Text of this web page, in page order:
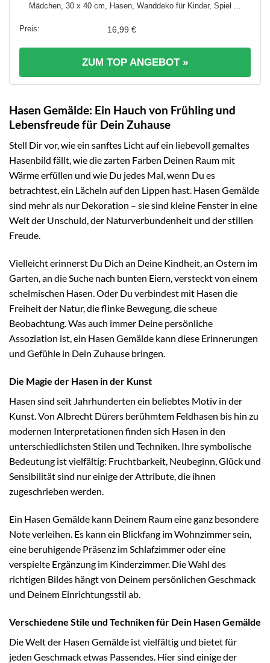
Mädchen, 30 x 40 cm, Hasen, Wanddeko für Kinder, Spiel ...
16,99 €
ZUM TOP ANGEBOT »
Hasen Gemälde: Ein Hauch von Frühling und
Lebensfreude für Dein Zuhause
Stell Dir vor, wie ein sanftes Licht auf ein liebevoll gemaltes
Hasenbild fällt, wie die zarten Farben Deinen Raum mit
Wärme erfüllen und wie Du jedes Mal, wenn Du es
betrachtest, ein Lächeln auf den Lippen hast. Hasen Gemälde
sind mehr als nur Dekoration – sie sind kleine Fenster in eine
Welt der Unschuld, der Naturverbundenheit und der stillen
Freude.
Vielleicht erinnerst Du Dich an Deine Kindheit, an Ostern im
Garten, an die Suche nach bunten Eiern, versteckt von einem
schelmischen Hasen. Oder Du verbindest mit Hasen die
Freiheit der Natur, die flinke Bewegung, die scheue
Beobachtung. Was auch immer Deine persönliche
Assoziation ist, ein Hasen Gemälde kann diese Erinnerungen
und Gefühle in Dein Zuhause bringen.
Die Magie der Hasen in der Kunst
Hasen sind seit Jahrhunderten ein beliebtes Motiv in der
Kunst. Von Albrecht Dürers berühmtem Feldhasen bis hin zu
modernen Interpretationen finden sich Hasen in den
unterschiedlichsten Stilen und Techniken. Ihre symbolische
Bedeutung ist vielfältig: Fruchtbarkeit, Neubeginn, Glück und
Sensibilität sind nur einige der Attribute, die ihnen
zugeschrieben werden.
Ein Hasen Gemälde kann Deinem Raum eine ganz besondere
Note verleihen. Es kann ein Blickfang im Wohnzimmer sein,
eine beruhigende Präsenz im Schlafzimmer oder eine
verspielte Ergänzung im Kinderzimmer. Die Wahl des
richtigen Bildes hängt von Deinem persönlichen Geschmack
und Deinem Einrichtungsstil ab.
Verschiedene Stile und Techniken für Dein Hasen Gemälde
Die Welt der Hasen Gemälde ist vielfältig und bietet für
jeden Geschmack etwas Passendes. Hier sind einige der